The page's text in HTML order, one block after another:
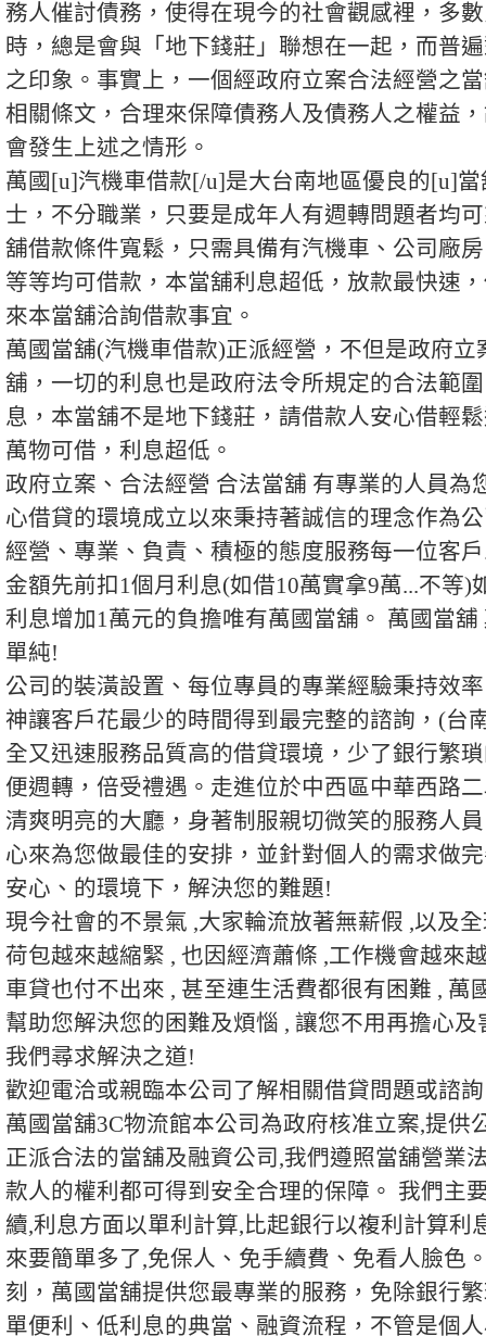
務人催討債務，使得在現今的社會觀感裡，多
時，總是會與「地下錢莊」聯想在一起，而普
之印象。事實上，一個經政府立案合法經營之
相關條文，合理來保障債務人及債務人之權益
會發生上述之情形。
萬國[u]汽機車借款[/u]是大台南地區優良的[u]
士，不分職業，只要是成年人有週轉問題者均
舖借款條件寬鬆，只需具備有汽機車、公司廠
等等均可借款，本當舖利息超低，放款最快速
來本當舖洽詢借款事宜。
萬國 當舖(汽機車借款)正派經營，不但是政府
舖，一切的利息也是政府法令所規定的合法範
息，本當舖不是地下錢莊，請借款人安心借輕
萬物可借，利息超低。
政府立案、合法經營 合法當舖 有專業的人員為
心借貸的環境成立以來秉持著誠信的理念作為
經營、專業、負責、積極的態度服務每一位客
金額先前扣1個月利息(如借10萬實拿9萬...不等)
利息增加1萬元的負擔唯有萬國當舖。 萬國當
單純!
公司的裝潢設置、每位專員的專業經驗秉持效
神讓客戶花最少的時間得到最完整的諮詢，(台
全又迅速服務品質高的借貸環境，少了銀行繁
便週轉，倍受禮遇。走進位於中西區中華西路
清爽明亮的大廳，身著制服親切微笑的服務人
心來為您做最佳的安排，並針對個人的需求做
安心、的環境下，解決您的難題!
現今社會的不景氣 ,大家輪流放著無薪假 ,以及
荷包越來越縮緊 , 也因經濟蕭條 ,工作機會越來
車貸也付不出來 , 甚至連生活費都很有困難 , 萬
幫助您解決您的困難及煩惱 , 讓您不用再擔心
我們尋求解決之道!
歡迎電洽或親臨本公司了解相關借貸問題或諮詢
萬國 當舖3C物流館本公司為政府核准立案,提供
正派合法的當舖及融資公司,我們遵照當舖營業
款人的權利都可得到安全合理的保障。 我們主
續,利息方面以單利計算,比起銀行以複利計算利
來要簡單多了,免保人、免手續費、免看人臉色
刻，萬國當舖提供您最專業的服務，免除銀行
單便利、低利息的典當、融資流程，不管是個